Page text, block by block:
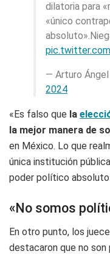
dilatoria para
«único
— Arturo
2024
«Es falso que la
la mejor manera de
en México. Lo que
única institución
poder político
«No somos
En otro punto, los
destacaron que no